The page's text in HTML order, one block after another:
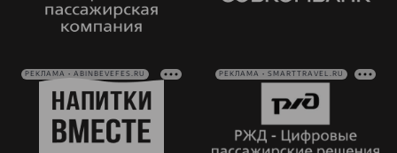
РЕКЛАМА • ABINBEVEFES.RU РЕКЛАМА • SMARTTRAVEL.RU